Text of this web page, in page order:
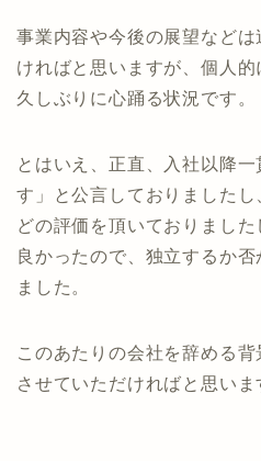
事業内容や今後の展望など
ければと思いますが、個人
久しぶりに心踊る状況です。
とはいえ、正直、入社以降
す」と公言しておりました
どの評価を頂いておりまし
良かったので、独立するか
ました。
このあたりの会社を辞める
させていただければと思いま